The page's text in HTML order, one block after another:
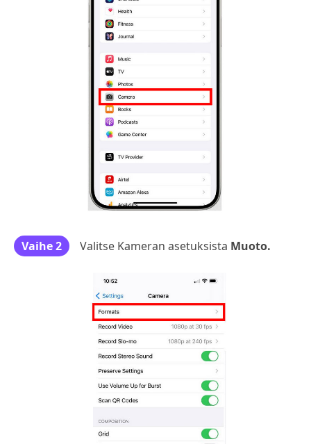
Vaihe 2 Valitse Kameran asetuksista Muoto.